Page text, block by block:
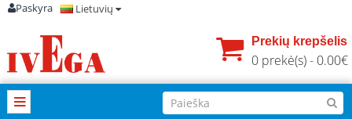
Paskyra Lietuvių
Prekių krepšelis
0 prekė(s) - 0.00€